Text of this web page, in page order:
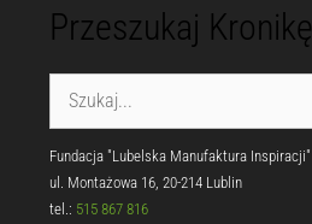
Przeszukaj Kronikę
Fundacja "Lubelska Manufaktura Inspiracji"
ul. Montażowa 16, 20-214 Lublin
tel.: 515 867 816